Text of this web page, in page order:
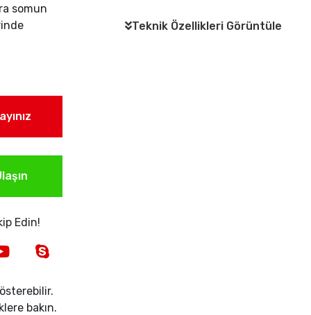
Teknik Özellikleri Görüntüle
somun
Edin!
bakın.